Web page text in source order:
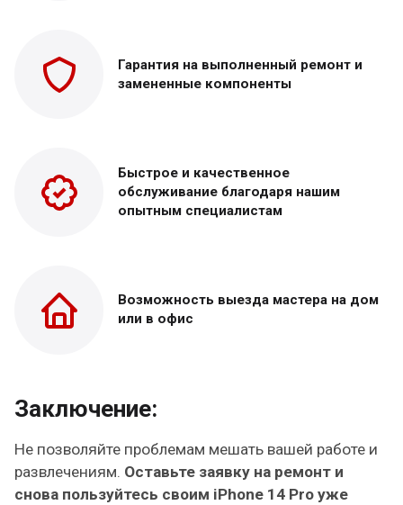
Гарантия на выполненный ремонт и
замененные компоненты
Быстрое и качественное
обслуживание благодаря нашим
опытным специалистам
Возможность выезда мастера на дом
или в офис
Заключение:
Не позволяйте проблемам мешать вашей работе и
развлечениям. Оставьте заявку на ремонт и
снова пользуйтесь своим iPhone 14 Pro уже